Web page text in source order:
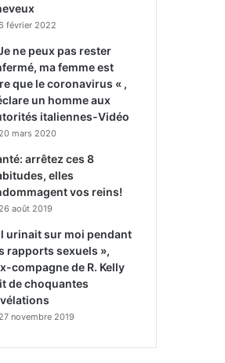
février 2022
ne peux pas rester
ma femme est
que le coronavirus « ,
un homme aux
italiennes-Vidéo
20 mars 2020
arrêtez ces 8
elles
vos reins!
26 août 2019
urinait sur moi pendant
rapports sexuels »,
compagne de R. Kelly
de choquantes
27 novembre 2019